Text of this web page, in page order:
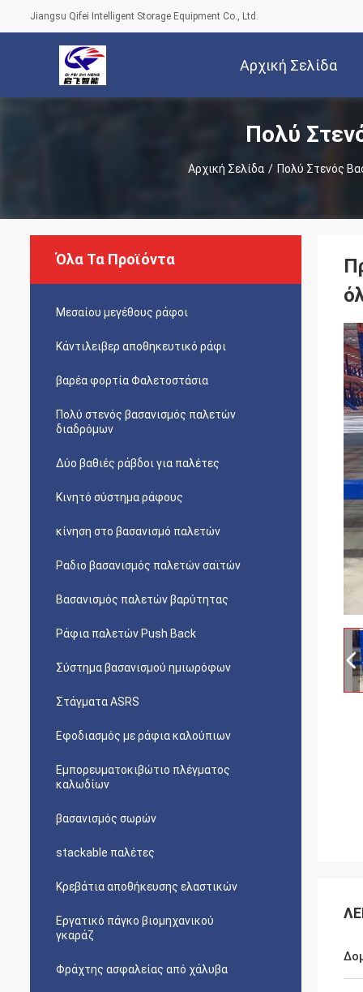
Jiangsu Qifei Intelligent Storage Equipment Co., Ltd.
Αρχική Σελίδα
Πολύ
Αρχική Σελίδα / Πολύ Στενός
Όλα Τα Προϊόντα
Μεσαίου μεγέθους ράφοι
Κάντιλειβερ αποθηκευτικό ράφι
βαρέα φορτία Φαλετοστάσια
Πολύ στενός βασανισμός παλετών
διαδρόμων
Δύο βαθιές ράβδοι για παλέτες
Κινητό σύστημα ράφους
κίνηση στο βασανισμό παλετών
Ραδιο βασανισμός παλετών σαϊτών
Βασανισμός παλετών βαρύτητας
Ράφια παλετών Push Back
Σύστημα βασανισμού ημιωρόφων
Στάγματα ASRS
Εφοδιασμός με ράφια καλούπιων
Εμπορευματοκιβώτιο πλέγματος
καλωδίων
βασανισμός σωρών
stackable παλέτες
Κρεβάτια αποθήκευσης ελαστικών
Εργατικό πάγκο βιομηχανικού
γκαράζ
Φράχτης ασφαλείας από χάλυβα